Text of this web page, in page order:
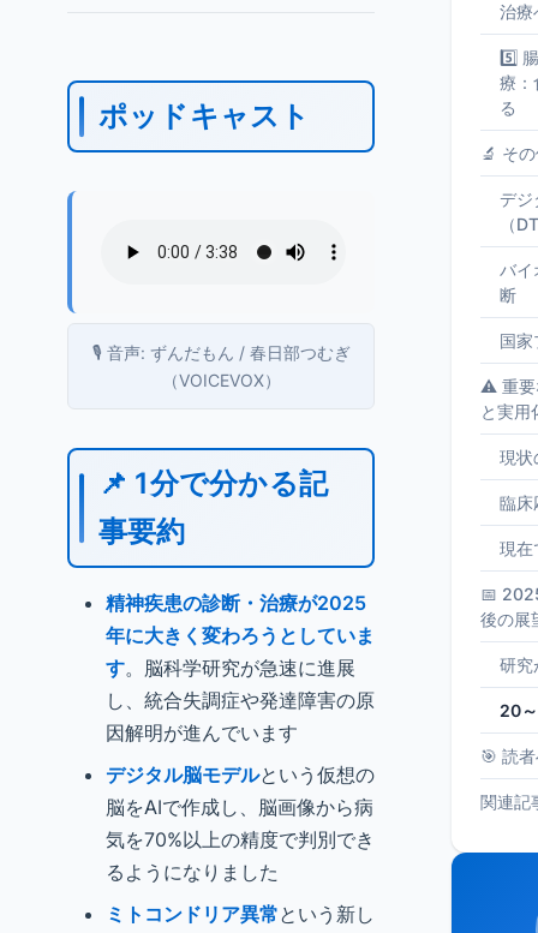
ポッドキャスト
🎙️ 音声: ずんだもん / 春日部つむぎ
（VOICEVOX）
📌 1分で分かる記
事要約
精神疾患の診断・治療が2025
年に大きく変わろうとしていま
す。脳科学研究が急速に進展
し、統合失調症や発達障害の原
因解明が進んでいます
デジタル脳モデルという仮想の
脳をAIで作成し、脳画像から病
気を70%以上の精度で判別でき
るようになりました
ミトコンドリア異常という新し
治療
5️⃣
療：
る
🔬 そ
デジ
（
バイ
断
国家
⚠️ 重要
と実用
現状
臨床
現在
📅
後の展
研究
20
🎯 読
関連記